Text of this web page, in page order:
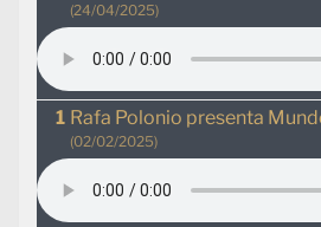
(24/04/2025)
Rafa Polonio presenta
(02/02/2025)